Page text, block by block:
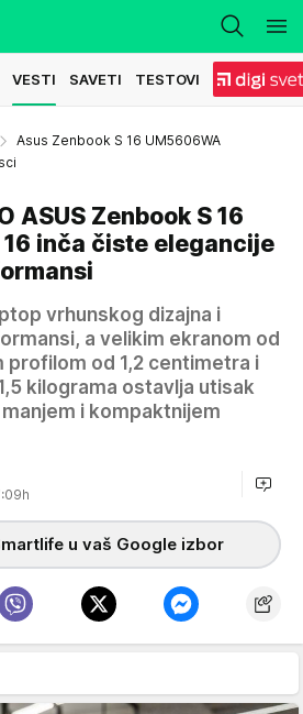
VESTI SAVETI TESTOVI
Asus Zenbook S 16 UM5606WA
ASUS Zenbook S 16
inča čiste elegancije
vrhunskog dizajna i
a velikim ekranom od
profilom od 1,2 centimetra i
kilograma ostavlja utisak
i kompaktnijem
u vaš Google izbor